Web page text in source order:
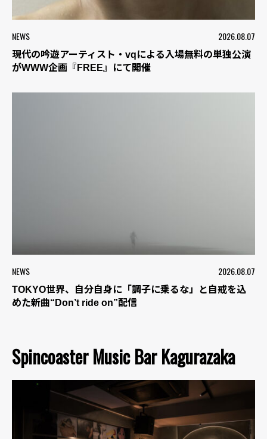
NEWS 2026.08.07
現代の吟遊アーティスト・vqによる入場無料の単独公演
がWWW企画『FREE』にて開催
NEWS 2026.08.07
TOKYO世界、自分自身に「調子に乗るな」と自戒を込
めた新曲“Don’t ride on”配信
Spincoaster Music Bar Kagurazaka